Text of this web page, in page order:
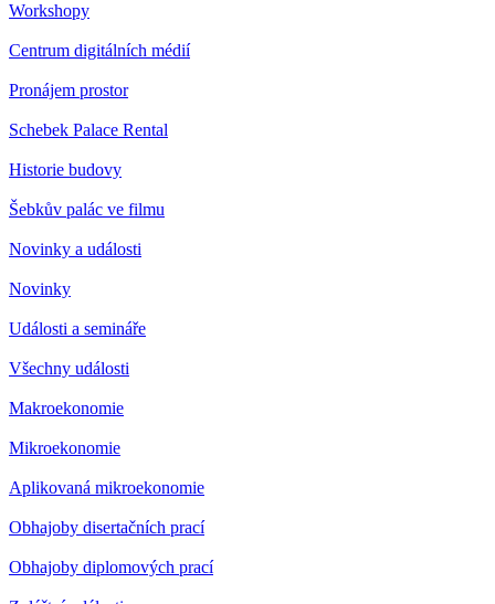
Workshopy
Centrum digitálních médií
Pronájem prostor
Schebek Palace Rental
Historie budovy
Šebkův palác ve filmu
Novinky a události
Novinky
Události a semináře
Všechny události
Makroekonomie
Mikroekonomie
Aplikovaná mikroekonomie
Obhajoby disertačních prací
Obhajoby diplomových prací